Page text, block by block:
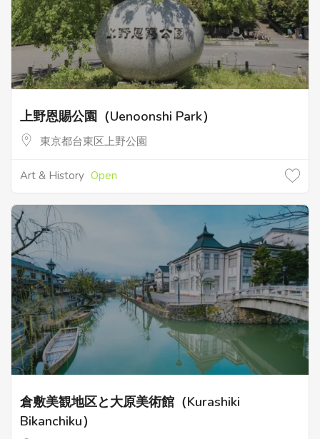
上野恩賜公園（Uenoonshi Park）
東京都台東区上野公園
Art & History Open
倉敷美観地区と大原美術館（Kurashiki
Bikanchiku）